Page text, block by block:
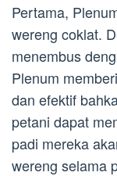
Pertama,
wereng coklat.
menembus
Plenum
dan efektif
petani dapat
padi mereka
wereng selama